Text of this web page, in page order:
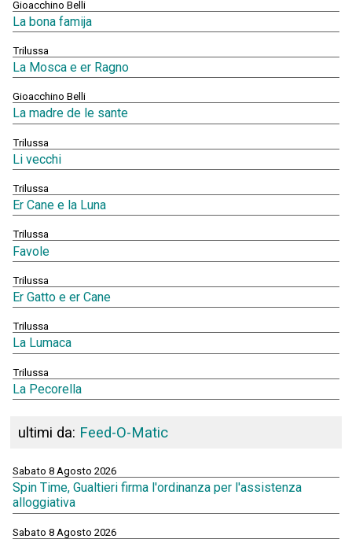
Gioacchino Belli
La bona famija
Trilussa
La Mosca e er Ragno
Gioacchino Belli
La madre de le sante
Trilussa
Li vecchi
Trilussa
Er Cane e la Luna
Trilussa
Favole
Trilussa
Er Gatto e er Cane
Trilussa
La Lumaca
Trilussa
La Pecorella
ultimi da: Feed-O-Matic
Sabato 8 Agosto 2026
Spin Time, Gualtieri firma l'ordinanza per l'assistenza
alloggiativa
Sabato 8 Agosto 2026